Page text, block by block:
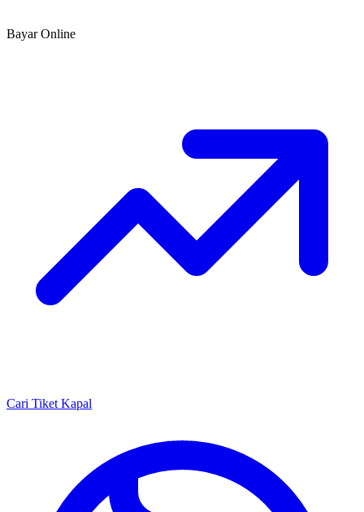
Bayar Online
Cari Tiket Kapal